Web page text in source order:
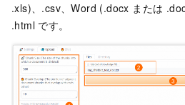
.xls)、.csv、Word (.docx または
.html です。